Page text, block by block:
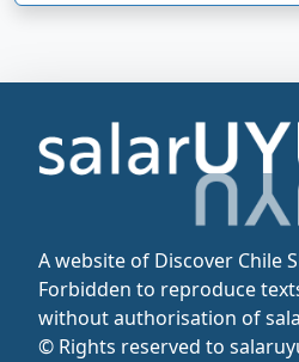
A website of Discover Chile
Forbidden to reproduce
without authorisation of
© Rights reserved to